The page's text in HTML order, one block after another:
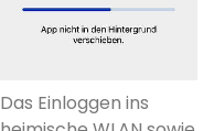
Das Einloggen ins